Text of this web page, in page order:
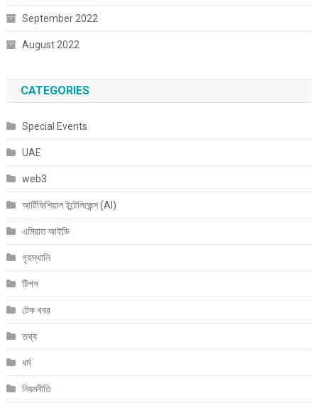
September 2022
August 2022
CATEGORIES
Special Events
UAE
web3
আর্টিফিশিয়াল ইন্টেলিজেন্স (AI)
এমিরাত আইডি
গৃহস্থালি
টিপস
টেক খবর
তথ্য
ধর্ম
নিয়মনীতি